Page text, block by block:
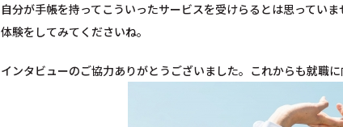
自分が手帳を持ってこういったサービスを受けらるとは思ってい
体験をしてみてくださいね。
インタビューのご協力ありがとうございました。これからも就職